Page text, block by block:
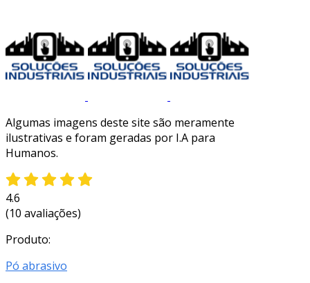
Algumas imagens deste site são meramente
ilustrativas e foram geradas por I.A para
Humanos.
4.6
(10 avaliações)
Produto:
Pó abrasivo